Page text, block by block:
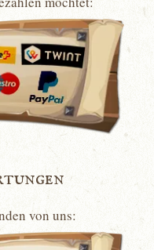
von uns: